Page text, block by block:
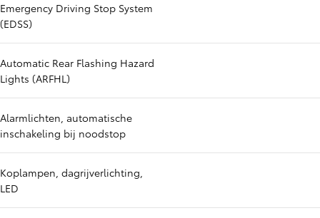
Emergency Driving Stop System
(EDSS)
Automatic Rear Flashing Hazard
Lights (ARFHL)
Alarmlichten, automatische
inschakeling bij noodstop
Koplampen, dagrijverlichting,
LED